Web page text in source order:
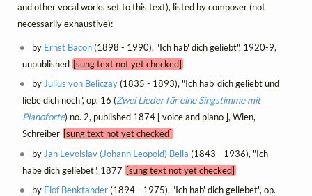
and other vocal works set to this text), listed by composer (not
necessarily exhaustive):
by Ernst Bacon(1898 - 1990), "Ich hab' dich geliebt", 1920-9,
unpublished [sung text not yet checked]
byJulius von Beliczay(1835 - 1893), "Ich hab' dich geliebt und
liebe dich noch", op. 16 (Zwei Lieder für eine Singstimme mit
Pianoforte) no. 2, published 1874 [ voice and piano ], Wien,
Schreiber [sung text not yet checked]
by Jan Levolslav (Johann Leopold) Bella (1843 - 1936), "Ich
habe dich geliebet", 1877 [sung text not yet checked]
by Elof Benktander(1894 - 1975), "Ich hab' dich geliebet", op.